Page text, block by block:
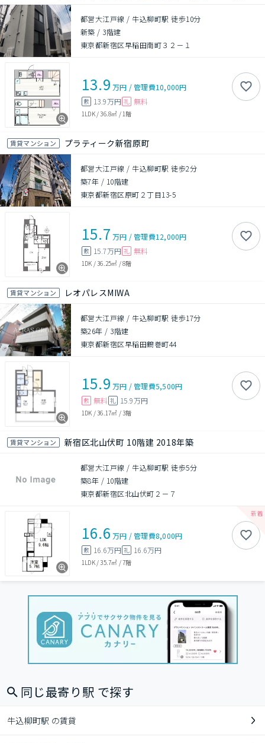
都営大江戸線 / 牛込柳町駅 徒歩10分
新築 / 3階建
東京都新宿区早稲田南町３２－１
13.9 万円 /管理費10,000円
敷 13.9万円 礼 無料
1LDK/36.8㎡ / 1階
賃貸マンション プラティーク新宿原町
都営大江戸線 / 牛込柳町駅 徒歩2分
築7年 / 10階建
東京都新宿区原町２丁目13-5
15.7 万円 /管理費12,000円
敷 15.7万円 礼 無料
1DK /36.25㎡ /8階
賃貸マンション レオパレスMIWA
都営大江戸線 / 牛込柳町駅 徒歩17分
築26年 / 3階建
東京都新宿区早稲田鶴巻町44
15.9 万円 /管理費5,500円
敷 無料 礼 15.9万円
1DK /36.17㎡ /3階
賃貸マンション 新宿区北山伏町 10階建 2018年築
都営大江戸線 / 牛込柳町駅 徒歩5分
築8年 / 10階建
東京都新宿区北山伏町２－７
16.6 万円 /管理費8,000円
敷 16.6万円 礼 16.6万円
1LDK/35.7㎡ /7階
同じ最寄り駅 で探す
牛込柳町駅 の賃貸